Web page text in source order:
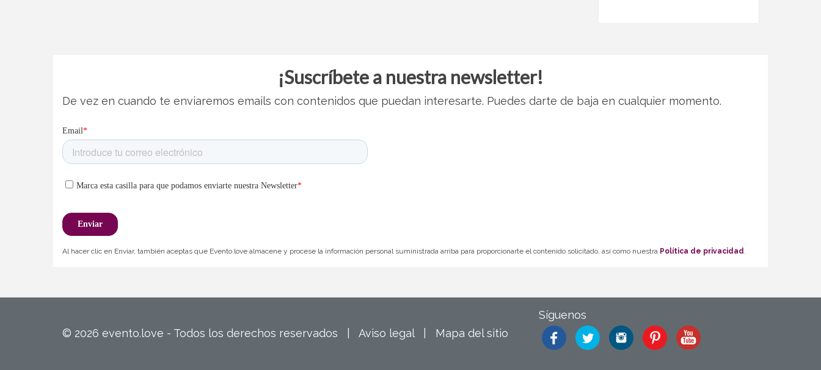
¡Suscríbete a nuestra newsletter!
De vez en cuando te enviaremos emails con contenidos que puedan interesarte. Puedes darte de baja en cualquier momento.
Al hacer clic en Enviar, también aceptas que Evento.love almacene y procese la información personal suministrada arriba para proporcionarte el contenido solicitado, así como nuestra Política de privacidad.
© 2026 evento.love - Todos los derechos reservados | Aviso legal| Mapa del sitio
Síguenos